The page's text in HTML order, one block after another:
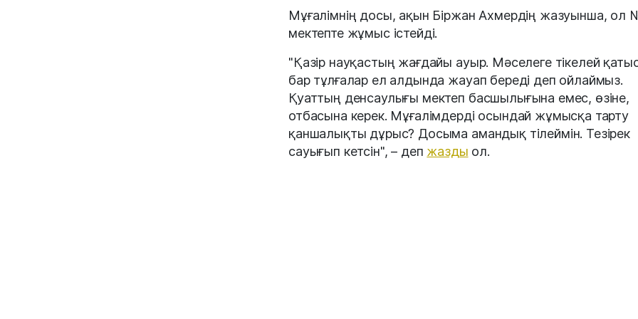
Мұғалімнің досы, ақын Біржан Ахмердің жазуынша, ол
мектепте жұмыс істейді.
"Қазір науқастың жағдайы ауыр. Мәселеге тікелей
бар тұлғалар ел алдында жауап береді деп ойлаймыз.
Қуаттың денсаулығы мектеп басшылығына емес, өзіне,
отбасына керек. Мұғалімдерді осындай жұмысқа тарту
қаншалықты дұрыс? Досыма амандық тілеймін. Тезірек
сауығып кетсін", – деп жазды ол.